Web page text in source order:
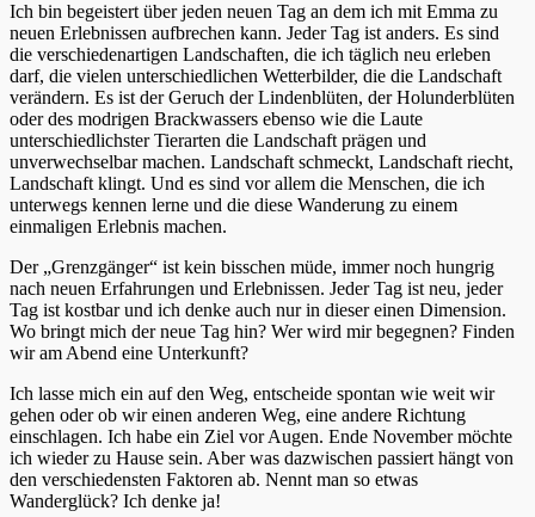
Ich bin begeistert über jeden neuen Tag an dem ich mit Emma zu
neuen Erlebnissen aufbrechen kann. Jeder Tag ist anders. Es sind
die verschiedenartigen Landschaften, die ich täglich neu erleben
darf, die vielen unterschiedlichen Wetterbilder, die die Landschaft
verändern. Es ist der Geruch der Lindenblüten, der Holunderblüten
oder des modrigen Brackwassers ebenso wie die Laute
unterschiedlichster Tierarten die Landschaft prägen und
unverwechselbar machen. Landschaft schmeckt, Landschaft riecht,
Landschaft klingt. Und es sind vor allem die Menschen, die ich
unterwegs kennen lerne und die diese Wanderung zu einem
einmaligen Erlebnis machen.
Der „Grenzgänger“ ist kein bisschen müde, immer noch hungrig
nach neuen Erfahrungen und Erlebnissen. Jeder Tag ist neu, jeder
Tag ist kostbar und ich denke auch nur in dieser einen Dimension.
Wo bringt mich der neue Tag hin? Wer wird mir begegnen? Finden
wir am Abend eine Unterkunft?
Ich lasse mich ein auf den Weg, entscheide spontan wie weit wir
gehen oder ob wir einen anderen Weg, eine andere Richtung
einschlagen. Ich habe ein Ziel vor Augen. Ende November möchte
ich wieder zu Hause sein. Aber was dazwischen passiert hängt von
den verschiedensten Faktoren ab. Nennt man so etwas
Wanderglück? Ich denke ja!